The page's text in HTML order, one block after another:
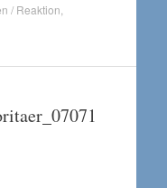
/ Reaktion